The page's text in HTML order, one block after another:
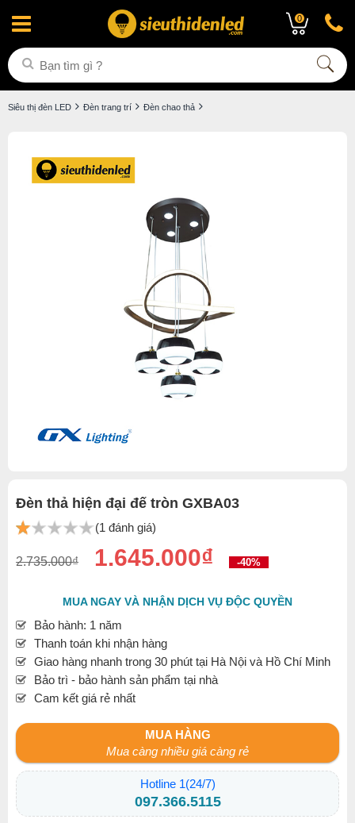
0
Siêu thị đèn LED Đèn trang trí Đèn chao thả
Đèn thả hiện đại đế tròn GXBA03
(1 đánh giá)
2.735.000₫ 1.645.000₫ -40%
MUA NGAY VÀ NHẬN DỊCH VỤ ĐỘC QUYỀN
Bảo hành: 1 năm
Thanh toán khi nhận hàng
Giao hàng nhanh trong 30 phút tại Hà Nội và Hồ Chí Minh
Bảo trì - bảo hành sản phẩm tại nhà
Cam kết giá rẻ nhất
MUA HÀNG
Mua càng nhiều giá càng rẻ
Hotline 1(24/7)
097.366.5115